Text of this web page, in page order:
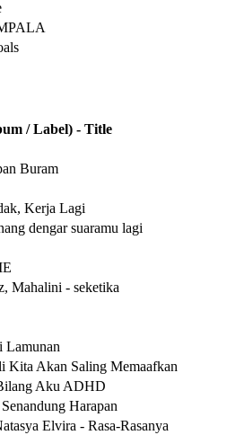
/ Label) - Title
Buram
Kerja Lagi
dengar suaramu lagi
Mahalini - seketika
Lamunan
Kita Akan Saling Memaafkan
Aku ADHD
Harapan
Elvira - Rasa-Rasanya